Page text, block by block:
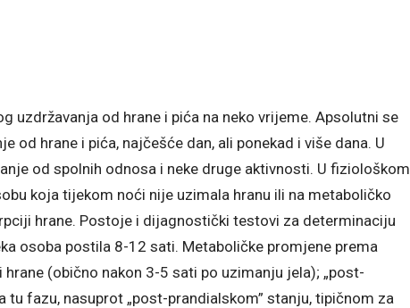
uzdržavanja od hrane i pića na neko vrijeme. Apsolutni se
od hrane i pića, najčešće dan, ali ponekad i više dana. U
od spolnih odnosa i neke druge aktivnosti. U fiziološkom
koja tijekom noći nije uzimala hranu ili na metaboličko
hrane. Postoje i dijagnostički testovi za determinaciju
osoba postila 8-12 sati. Metaboličke promjene prema
(obično nakon 3-5 sati po uzimanju jela); „post-
tu fazu, nasuprot „post-prandialskom” stanju, tipičnom za